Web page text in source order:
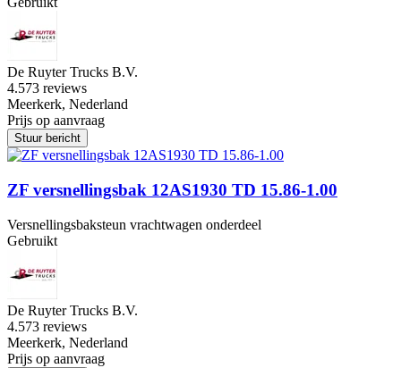
De Ruyter Trucks B.V.
4.573 reviews
Meerkerk, Nederland
Prijs op aanvraag
Stuur bericht
ZF versnellingsbak 12AS1930 TD 15.86-1.00
Versnellingsbaksteun vrachtwagen onderdeel
Gebruikt
De Ruyter Trucks B.V.
4.573 reviews
Meerkerk, Nederland
Prijs op aanvraag